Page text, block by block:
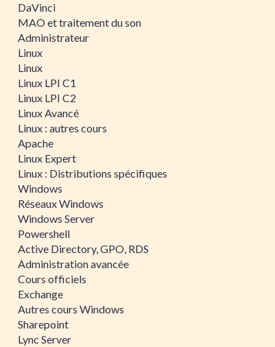
DaVinci
MAO et traitement du son
Administrateur
Linux
Linux
Linux LPI C1
Linux LPI C2
Linux Avancé
Linux : autres cours
Apache
Linux Expert
Linux : Distributions spécifiques
Windows
Réseaux Windows
Windows Server
Powershell
Active Directory, GPO, RDS
Administration avancée
Cours officiels
Exchange
Autres cours Windows
Sharepoint
Lync Server